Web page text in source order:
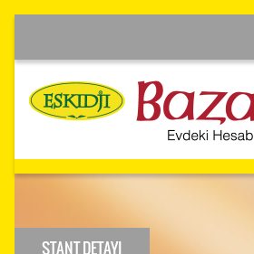
STANT DETAYI